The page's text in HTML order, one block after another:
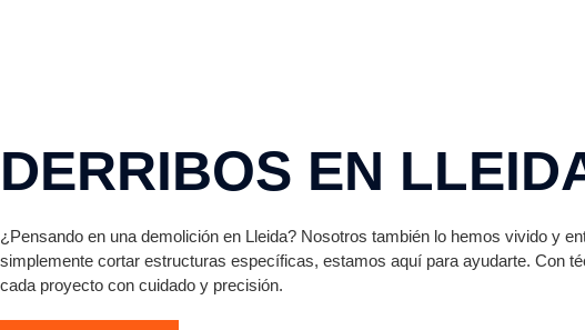
DERRIBOS EN
¿Pensando en una demolición en Lleida? Nosotros también lo hemos vivido y
simplemente cortar estructuras específicas, estamos aquí para ayudarte. Con
cada proyecto con cuidado y precisión.